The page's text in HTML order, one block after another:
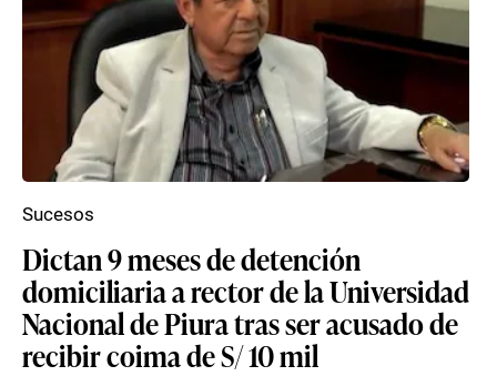
Dictan 9 meses de detención
domiciliaria a rector de la Universidad
Nacional de Piura tras ser acusado de
recibir coima de S/ 10 mil
Sucesos